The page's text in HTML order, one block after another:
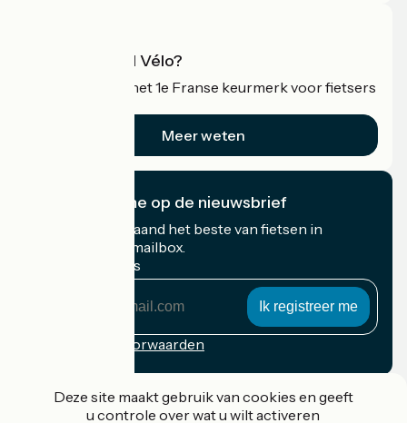
Wat is Accueil Vélo?
Accueil Vélo is het 1e Franse keurmerk voor fietsers
Meer weten
Ik abonneer me op de nieuwsbrief
Ontvang elke maand het beste van fietsen in
Frankrijk in uw mailbox.
Mijn e-mailadres
Inschrijvingsvoorwaarden
Deze site maakt gebruik van cookies en geeft
u controle over wat u wilt activeren